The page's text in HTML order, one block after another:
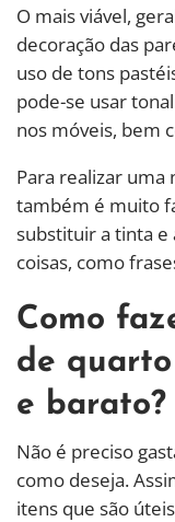
O mais viável,
decoração das
uso de tons
pode-se usar
nos móveis, bem
Para realizar uma
também é muito
substituir a tinta
coisas, como
Como
de
e barato?
Não é preciso
como deseja.
itens que são